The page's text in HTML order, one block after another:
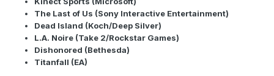
The Last of Us (Sony Interactive Entertainment)
Dead Island (Koch/Deep Silver)
L.A. Noire (Take 2/Rockstar Games)
Dishonored (Bethesda)
Titanfall (EA)